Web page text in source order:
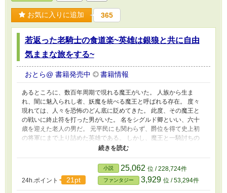
お気に入りに追加 365
若返った老騎士の食道楽~英雄は銀狼と共に自由
気ままな旅をする~
おとら@ 書籍発売中 書籍情報
あるところに、数百年周期で現れる魔王がいた。 人族から生ま
れ、闇に魅入られし者、妖魔を統べる魔王と呼ばれる存在。 度々
現れては、人々を恐怖のどん底に貶めてきた。 此度、その魔王と
の戦いに終止符を打った男がいた。 名をシグルド卿といい、六十
歳を迎えた老人の男だ。 元平民にも関わらず、爵位を得て史上初
の将軍にまで上り詰めた英雄である。 しかし、魔王と一騎討ちの
末に相打ちになった……と世間では言われていた。 当の本人は実
は生きており、しかも若返っていた。 そして自分が生きているこ
とが知られると、色々と面倒なことになると悟った。 それにどう
せなら、自由の身になって世界を旅したいと。 これは役目を終え
た英雄が旅をし、様々な人と出会い、美味い物を食べていく物語。
24h.ポイント 21pt
小説 25,062 位 / 228,724件
ファンタジー 3,929 位 / 53,294件